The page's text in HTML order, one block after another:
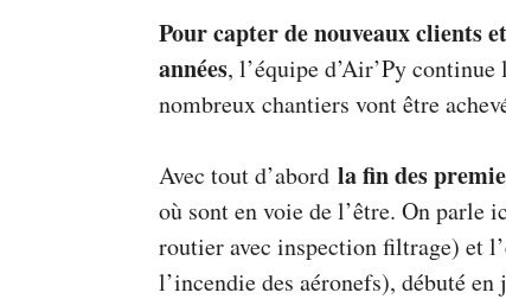
Pour capter de nouveaux clients
années, l’équipe d’Air’Py
nombreux chantiers vont être
Avec tout d’abord la fin des
où sont en voie de l’être. On parle
routier avec inspection filtrage) et
l’incendie des aéronefs), débuté